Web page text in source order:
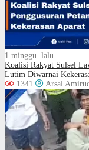
1 minggu lalu
Koalisi Rakyat Sulsel
Lutim Diwarnai
1341
Arsal